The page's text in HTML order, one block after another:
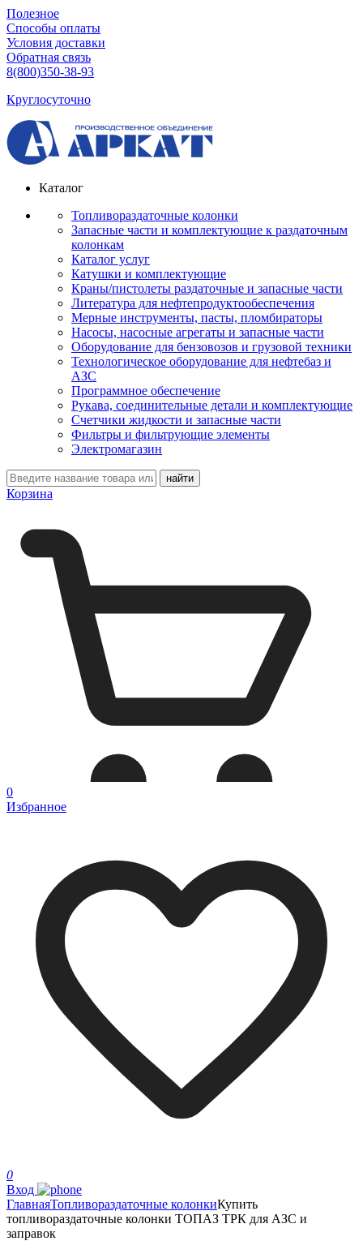
Полезное
Способы оплаты
Условия доставки
Обратная связь
8(800)350-38-93
Круглосуточно
Каталог
Топливораздаточные колонки
Запасные части и комплектующие к раздаточным
колонкам
Каталог услуг
Катушки и комплектующие
Краны/пистолеты раздаточные и запасные части
Литература для нефтепродуктообеспечения
Мерные инструменты, пасты, пломбираторы
Насосы, насосные агрегаты и запасные части
Оборудование для бензовозов и грузовой техники
Технологическое оборудование для нефтебаз и
АЗС
Программное обеспечение
Рукава, соединительные детали и комплектующие
Счетчики жидкости и запасные части
Фильтры и фильтрующие элементы
Электромагазин
Корзина
0
Избранное
0
Вход
ГлавнаяТопливораздаточные колонкиКупить
топливораздаточные колонки ТОПАЗ ТРК для АЗС и
заправок